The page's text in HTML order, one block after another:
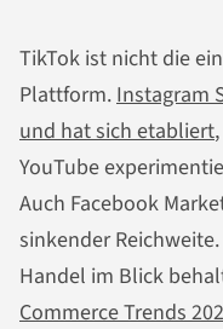
TikTok ist nicht die
Plattform. Instagram
und hat sich etabliert
YouTube
Auch Facebook
sinkender
Handel im Blick
Commerce Trends